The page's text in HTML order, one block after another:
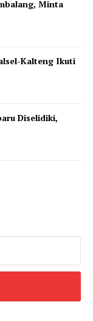
Minta
Kalteng Ikuti
Diselidiki,